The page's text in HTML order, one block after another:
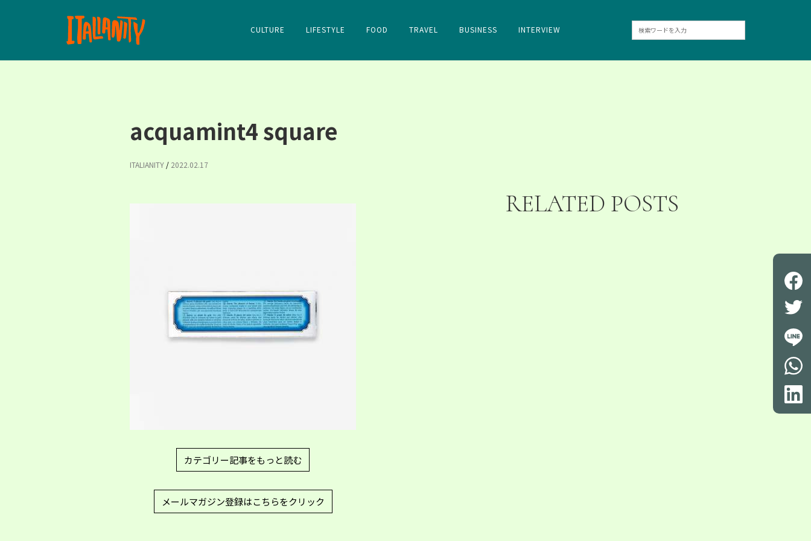
CULTURE LIFESTYLE FOOD TRAVEL BUSINESS INTERVIEW
acquamint4 square
ITALIANITY / 2022.02.17
カテゴリー記事をもっと読む
メールマガジン登録はこちらをクリック
RELATED POSTS